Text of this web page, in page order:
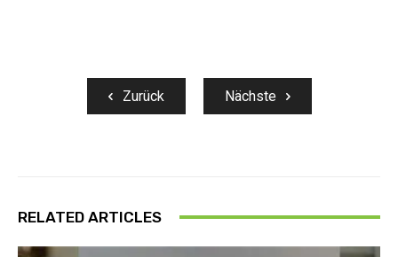
Zurück Nächste
RELATED ARTICLES